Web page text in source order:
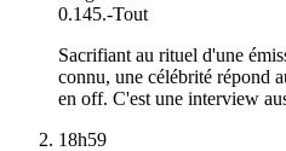
0.145.-Tout
Sacrifiant au rituel d'une
connu, une célébrité répond
en off. C'est une interview
18h59